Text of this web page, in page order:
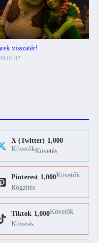
visszatér!
X (Twitter) 1,000
KövetőkKövetés
Pinterest 1,000Követők
Rögzítés
Tiktok 1,000Követők
Követés